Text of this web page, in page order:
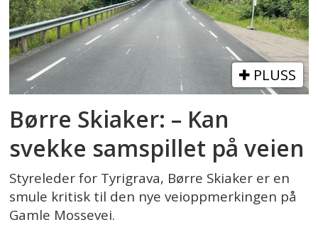
PLUSS
Børre Skiaker: – Kan
svekke samspillet på veien
Styreleder for Tyrigrava, Børre Skiaker er en
smule kritisk til den nye veioppmerkingen på
Gamle Mossevei.